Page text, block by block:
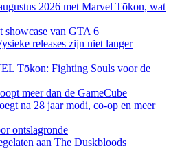
2026 met Marvel Tōkon, wat
showcase van GTA 6
releases zijn niet langer
Tōkon: Fighting Souls voor de
meer dan de GameCube
na 28 jaar modi, co-op en meer
ontslagronde
aan The Duskbloods